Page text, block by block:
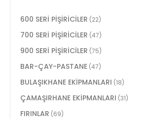
600 SERİ PİŞİRİCİLER (22)
700 SERİ PİŞİRİCİLER (47)
900 SERİ PİŞİRİCİLER (75)
BAR-ÇAY-PASTANE (47)
BULAŞIKHANE EKİPMANLARI (18)
ÇAMAŞIRHANE EKİPMANLARI (31)
FIRINLAR (69)